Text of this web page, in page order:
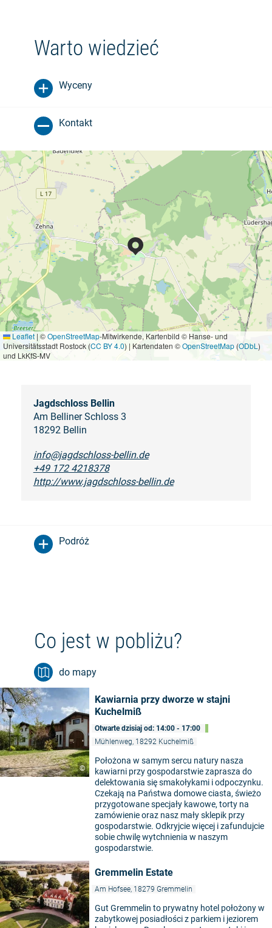
Warto wiedzieć
Wyceny
Kontakt
Leaflet | ©OpenStreetMap-Mitwirkende, Kartenbild © Hanse- und
Universitätsstadt Rostock (CC BY 4.0) | Kartendaten ©OpenStreetMap (ODbL )
und LkKfS-MV
Jagdschloss Bellin
Am Belliner Schloss 3
18292 Bellin
info@jagdschloss-bellin.de
+49 172 4218378
http://www.jagdschloss-bellin.de
Podróż
Co jest w pobliżu?
do mapy
©
Kawiarnia przy dworze w stajni
Kuchelmiß
Otwarte dzisiaj od: 14:00 - 17:00
Mühlenweg, 18292 Kuchelmiß
Położona w samym sercu natury nasza
kawiarni przy gospodarstwie zaprasza do
delektowania się smakołykami i odpoczynku.
Czekają na Państwa domowe ciasta, świeżo
przygotowane specjały kawowe, torty na
zamówienie oraz nasz mały sklepik przy
gospodarstwie. Odkryjcie więcej i zafundujcie
sobie chwilę wytchnienia w naszym
gospodarstwie.
Gremmelin Estate
Am Hofsee, 18279 Gremmelin
Gut Gremmelin to prywatny hotel położony w
zabytkowej posiadłości z parkiem i jeziorem